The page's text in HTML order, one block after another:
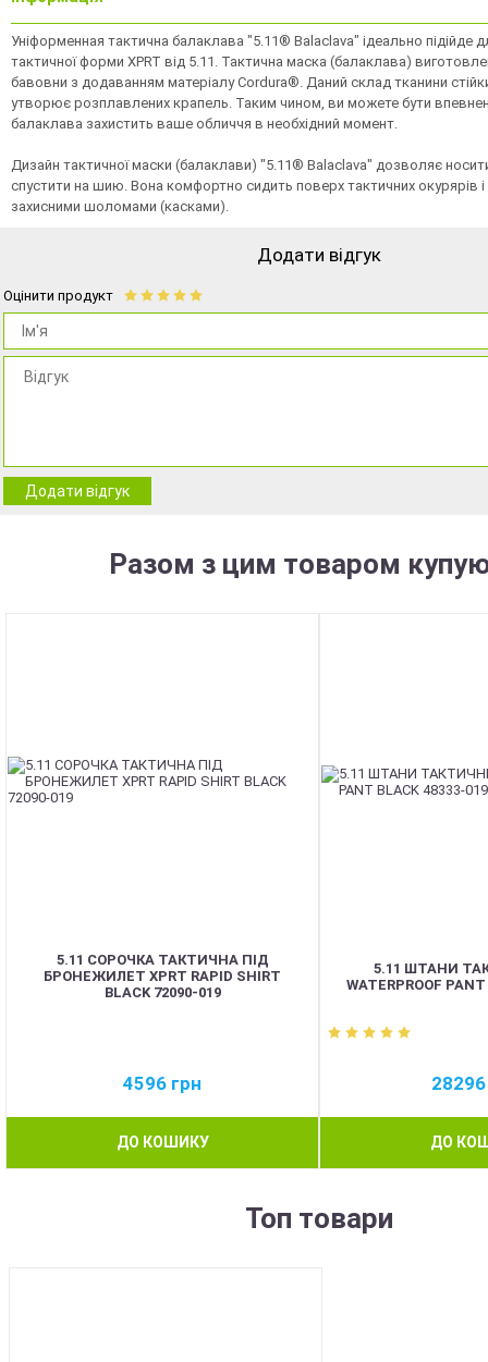
Уніформенная тактична балаклава "5.11® Balaclava" ідеально підійде
тактичної форми XPRT від 5.11. Тактична маска (балаклава)
бавовни з додаванням матеріалу Cordura®. Даний склад тканини
утворює розплавлених крапель. Таким чином, ви можете бути
балаклава захистить ваше обличчя в необхідний момент.
Дизайн тактичної маски (балаклави) "5.11® Balaclava" дозволяє носити
спустити на шию. Вона комфортно сидить поверх тактичних окурярів і
захисними шоломами (касками).
Додати відгук
Оцінити продукт
Додати відгук
Разом з цим товаром
5.11 СОРОЧКА ТАКТИЧНА ПІД
БРОНЕЖИЛЕТ XPRT RAPID SHIRT
BLACK 72090-019
4596 грн
ДО КОШИКУ
5.11 ШТАНИ
WATERPROOF
ДО
Топ товари